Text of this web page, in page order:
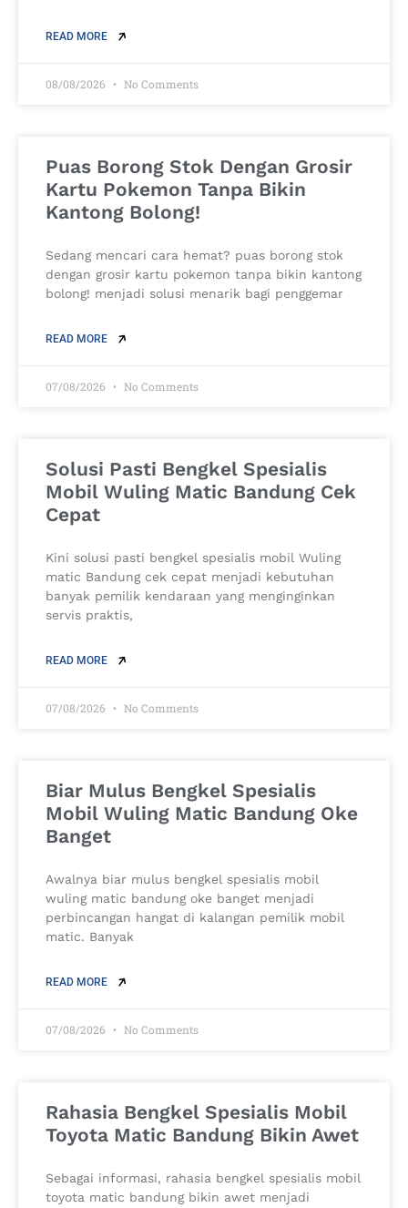
READ MORE
08/08/2026 No Comments
Puas Borong Stok Dengan Grosir
Kartu Pokemon Tanpa Bikin
Kantong Bolong!
Sedang mencari cara hemat? puas borong stok
dengan grosir kartu pokemon tanpa bikin kantong
bolong! menjadi solusi menarik bagi penggemar
READ MORE
07/08/2026 No Comments
Solusi Pasti Bengkel Spesialis
Mobil Wuling Matic Bandung Cek
Cepat
Kini solusi pasti bengkel spesialis mobil Wuling
matic Bandung cek cepat menjadi kebutuhan
banyak pemilik kendaraan yang menginginkan
servis praktis,
READ MORE
07/08/2026 No Comments
Biar Mulus Bengkel Spesialis
Mobil Wuling Matic Bandung Oke
Banget
Awalnya biar mulus bengkel spesialis mobil
wuling matic bandung oke banget menjadi
perbincangan hangat di kalangan pemilik mobil
matic. Banyak
READ MORE
07/08/2026 No Comments
Rahasia Bengkel Spesialis Mobil
Toyota Matic Bandung Bikin Awet
Sebagai informasi, rahasia bengkel spesialis mobil
toyota matic bandung bikin awet menjadi